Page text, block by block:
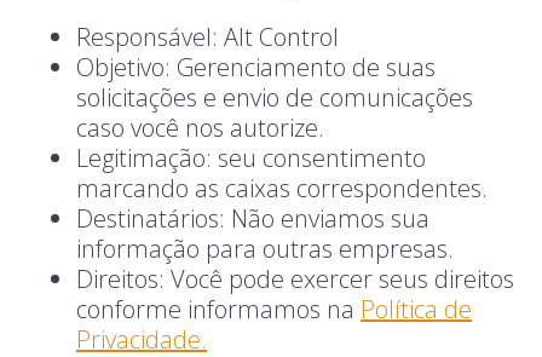
Responsável: Alt Control
Objetivo: Gerenciamento de suas
solicitações e envio de comunicações
caso você nos autorize.
Legitimação: seu consentimento
marcando as caixas correspondentes.
Destinatários: Não enviamos sua
informação para outras empresas.
Direitos: Você pode exercer seus direitos
conforme informamos na Política de
Privacidade.